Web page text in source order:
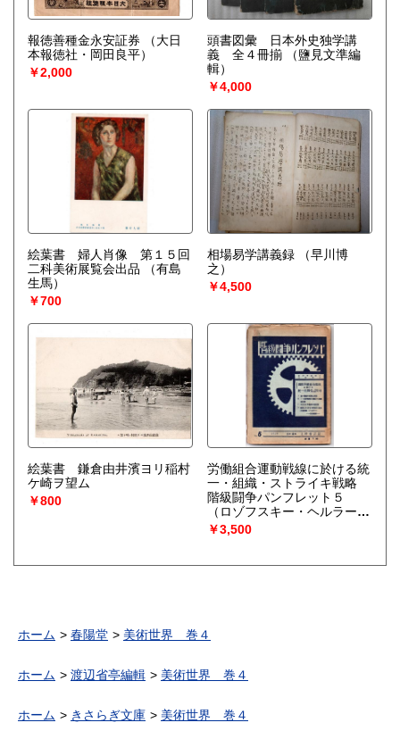
報徳善種金永安証券
（大日
本報徳社・岡田良平）
￥2,000
頭書図彙 日本外史独学講
義 全４冊揃
（鹽見文準編
輯）
￥4,000
絵葉書 婦人肖像 第１５回
二科美術展覧会出品
（有島
生馬）
￥700
相場易学講義録
（早川博
之）
￥4,500
絵葉書 鎌倉由井濱ヨリ稲村
ケ崎ヲ望ム
￥800
労働組合運動戦線に於ける統
一・組織・ストライキ戦略
階級闘争パンフレット５
（ロゾフスキー・ヘルラー
児島猛訳）
￥3,500
ホーム 春陽堂 美術世界 巻４
ホーム 渡辺省亭編輯 美術世界 巻４
ホーム きさらぎ文庫 美術世界 巻４